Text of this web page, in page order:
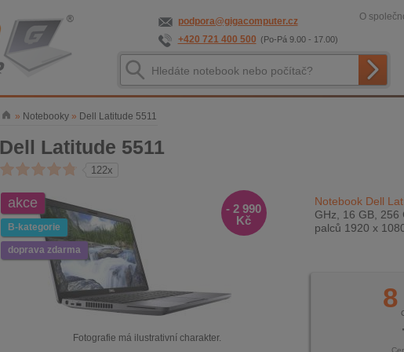
podpora@gigacomputer.cz
+420 721 400 500 (Po-Pá 9.00 - 17.00)
O
» Notebooky» Dell Latitude 5511
Dell Latitude 5511
122x
Notebook Dell
GHz, 16 GB, 256
palců 1920 x
akce
B-kategorie
doprava zdarma
- 2 990
Kč
Fotografie má ilustrativní charakter.